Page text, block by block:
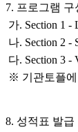
7. 프로그램 구
가. Section 1 -
나. Section 2 -
다. Section 3 -
※ 기관토플
8. 성적표 발급